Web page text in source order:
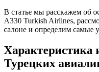
В статье мы расскажем об
А330 Turkish Airlines,
салоне и определим самые
Характеристика
Турецких